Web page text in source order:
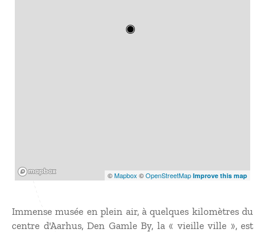
©Mapbox ©OpenStreetMap Improve this map
Immense musée en plein air, à quelques kilomètres du
centre d'Aarhus, Den Gamle By, la « vieille ville », est